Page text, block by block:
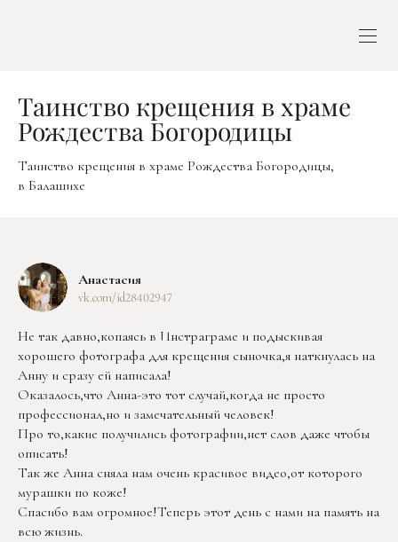
Таинство крещения в храме
Рождества Богородицы
Таинство крещения в храме Рождества Богородицы,
в Балашихе
Анастасия
vk.com/id28402947
Не так давно,копаясь в Инстраграме и подыскивая
хорошего фотографа для крещения сыночка,я наткнулась на
Анну и сразу ей написала!
Оказалось,что Анна-это тот случай,когда не просто
профессионал,но и замечательный человек!
Про то,какие получились фотографии,нет слов даже чтобы
описать!
Так же Анна сняла нам очень красивое видео,от которого
мурашки по коже!
Спасибо вам огромное!Теперь этот день с нами на память на
всю жизнь.